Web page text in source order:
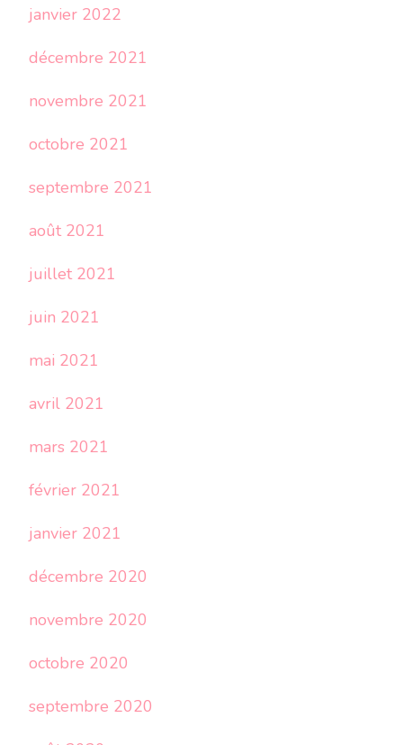
janvier 2022
décembre 2021
novembre 2021
octobre 2021
septembre 2021
août 2021
juillet 2021
juin 2021
mai 2021
avril 2021
mars 2021
février 2021
janvier 2021
décembre 2020
novembre 2020
octobre 2020
septembre 2020